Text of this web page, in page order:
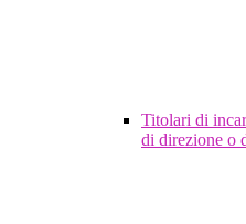
Titolari di
di direzione o